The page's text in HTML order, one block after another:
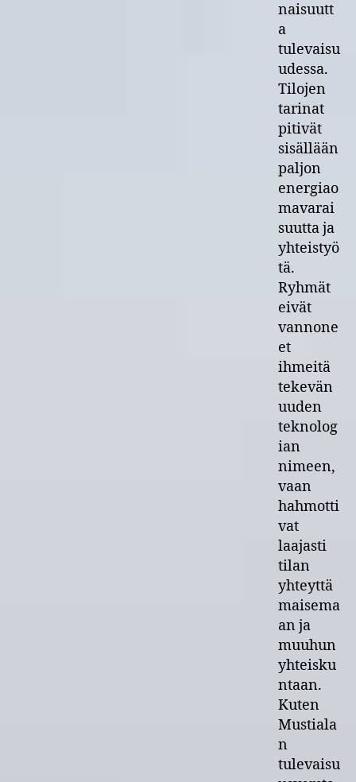
naisuutt
a
tulevaisu
udessa.
Tilojen
tarinat
pitivät
sisällään
paljon
energiao
mavarai
suutta ja
yhteistyö
tä.
Ryhmät
eivät
vannone
et
ihmeitä
tekevän
uuden
teknolog
ian
nimeen,
vaan
hahmotti
vat
laajasti
tilan
yhteyttä
maisema
an ja
muuhun
yhteisku
ntaan.
Kuten
Mustiala
n
tulevaisu